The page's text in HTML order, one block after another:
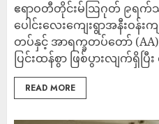
ဧရာဝတီတိုင်းမ်‎ဩဂုတ် ၉ရက်‎‎သ
ပေါင်းလေးကျေးရွာအနီးဝန်
တပ်နှင့် အာရက္ခတပ်တော်
ပြင်းထန်စွာ ဖြစ်ပွားလျက်ရှိ
READ MORE